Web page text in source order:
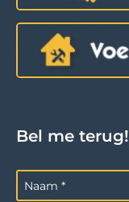
Bel me terug!